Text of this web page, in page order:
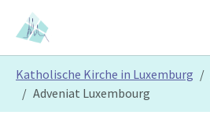
Skip to main content
Skip to page footer
Katholische Kirche in Luxemburg
Adveniat Luxembourg